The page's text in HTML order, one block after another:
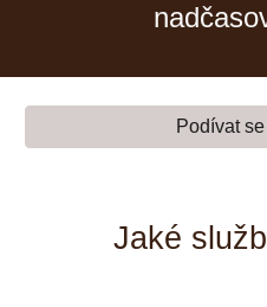
Podívat
Jaké